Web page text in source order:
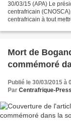
30/03/15 (APA) Le
centrafricain
centrafricain à tout
Mort de
commémoré
Publié le 30/03/2015 à
Par Centrafrique-